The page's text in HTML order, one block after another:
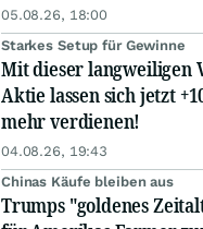
05.08.26, 18:00
Starkes Setup für Gewinne
Mit dieser langweiligen
Aktie lassen sich jetzt
mehr verdienen!
04.08.26, 19:43
Chinas Käufe bleiben aus
Trumps "goldenes